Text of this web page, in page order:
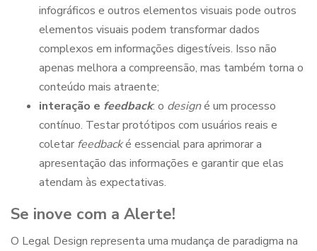
infográficos e outros elementos visuais pode outros
elementos visuais podem transformar dados
complexos em informações digestíveis. Isso não
apenas melhora a compreensão, mas também torna o
conteúdo mais atraente;
interação e feedback: o designé um processo
contínuo. Testar protótipos com usuários reais e
coletar feedbacké essencial para aprimorar a
apresentação das informações e garantir que elas
atendam às expectativas.
Se inove com a Alerte!
O Legal Design representa uma mudança de paradigma na